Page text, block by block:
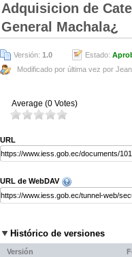
Adquisicion de
General Machala¿
Versión: 1.0 Estado:
Modificado por última vez por
Average (0 Votes)
URL
URL de WebDAV
Histórico de versiones
Versión